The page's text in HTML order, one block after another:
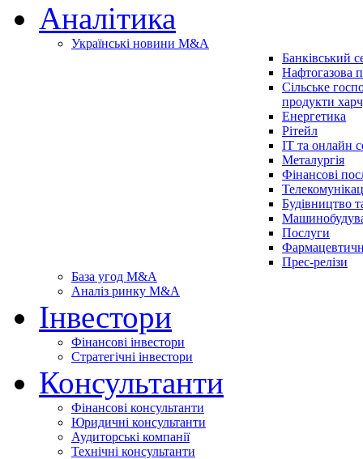
Аналітика
Українські новини M&A
Банківський
Нафтогазова
Сільське
продукти
Енергетика
Рітейл
IT та онлайн
Металургія
Фінансові
Будівництво
Послуги
Прес-релізи
База угод M&A
Аналіз ринку M&A
Інвестори
Фінансові інвестори
Стратегічні інвестори
Консультанти
Фінансові консультанти
Юридичні консультанти
Аудиторські компанії
Технічні консультанти